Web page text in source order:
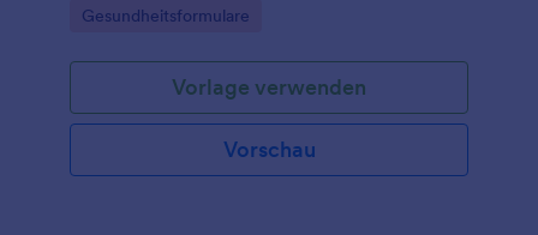
Formularantwort in Jotform zentral zu verwalten.
Go to Category:
Gesundheitsformulare
Vorlage verwenden
Vorschau